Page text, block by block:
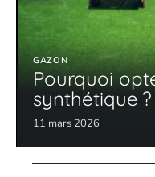
GAZON
Pourquoi
synthétique ?
11 mars 2026